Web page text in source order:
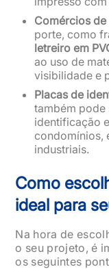
Comércios
porte, como
letreiro em
ao uso de
visibilidade e
Placas de
também pode
identificação
condomínios,
industriais.
Como
ideal para
Na hora de
o seu projeto, é
os seguintes